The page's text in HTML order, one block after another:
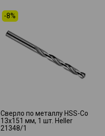
-8%
Сверло по металлу HSS-Co
13х151 мм, 1 шт. Heller
21348/1